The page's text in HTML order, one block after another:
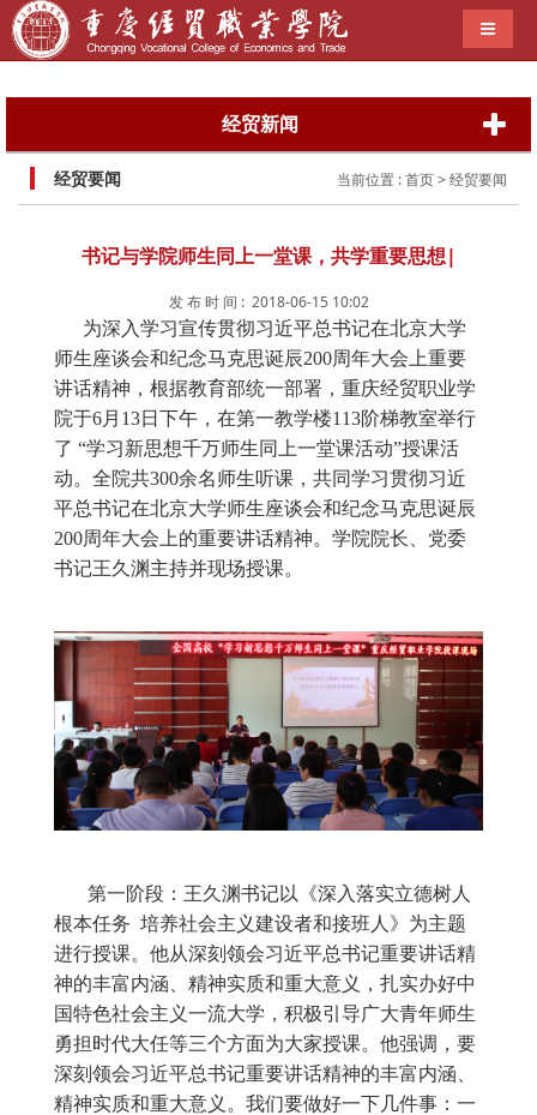
导航切
经贸新闻
经贸要闻 当前位置 :首页> 经贸要闻
书记与学院师生同上一堂课，共学重要思想|
发 布 时 间 : 2018-06-15 10:02
为深入学习宣传贯彻习近平总书记在北京大学
师生座谈会和纪念马克思诞辰200周年大会上重要
讲话精神，根据教育部统一部署，重庆经贸职业学
院于6月13日下午，在第一教学楼113阶梯教室举行
了 “学习新思想千万师生同上一堂课活动”授课活
动。全院共300余名师生听课，共同学习贯彻习近
平总书记在北京大学师生座谈会和纪念马克思诞辰
200周年大会上的重要讲话精神。学院院长、党委
书记王久渊主持并现场授课。
第一阶段：王久渊书记以《深入落实立德树人
根本任务 培养社会主义建设者和接班人》为主题
进行授课。他从深刻领会习近平总书记重要讲话精
神的丰富内涵、精神实质和重大意义，扎实办好中
国特色社会主义一流大学，积极引导广大青年师生
勇担时代大任等三个方面为大家授课。他强调，要
深刻领会习近平总书记重要讲话精神的丰富内涵、
精神实质和重大意义。我们要做好一下几件事：一